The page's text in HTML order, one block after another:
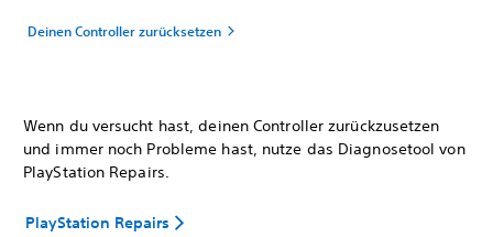
Deinen Controller zurücksetzen
Wenn du versucht hast, deinen Controller zurückzusetzen
und immer noch Probleme hast, nutze das Diagnosetool von
PlayStation Repairs.
PlayStation Repairs